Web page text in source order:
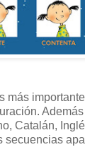
más
Catalán,